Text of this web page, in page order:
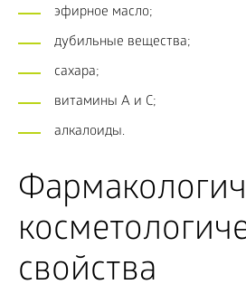
эфирное масло;
дубильные вещества;
сахара;
витамины A и C;
алкалоиды.
свойства